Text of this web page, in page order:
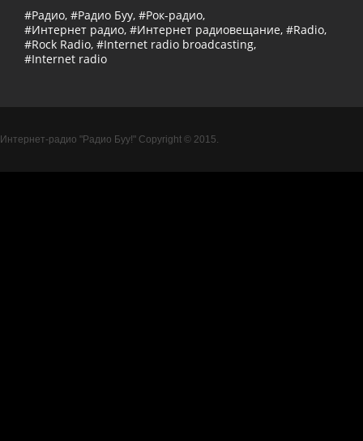
#Радио, #Радио Буу, #Рок-радио,
#Интернет радио, #Интернет радиовещание, #Radio,
#Rock Radio, #Internet radio broadcasting,
#Internet radio
Интернет-радио "Радио Буу!" Copyright © 2015.